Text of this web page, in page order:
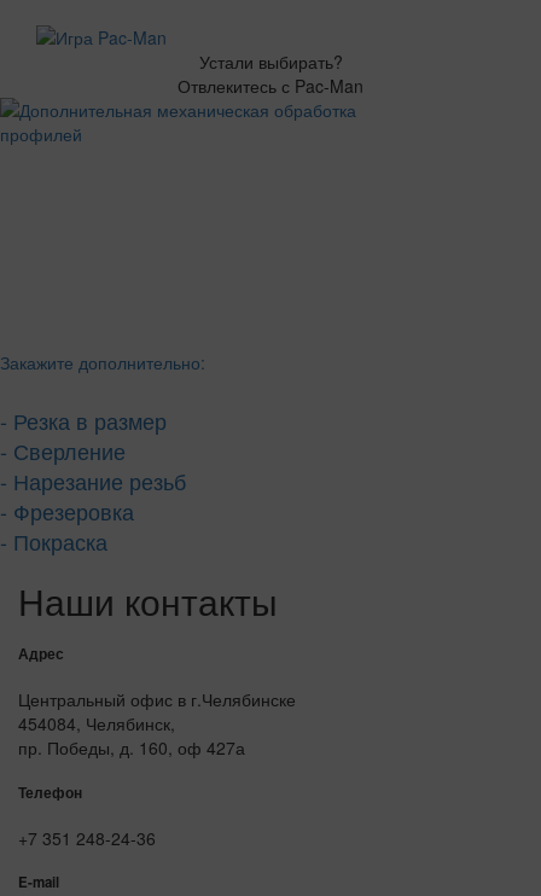
Устали выбирать?
Отвлекитесь с Pac-Man
Закажите дополнительно:
- Резка в размер
- Сверление
- Нарезание резьб
- Фрезеровка
- Покраска
Наши контакты
Адрес
Центральный офис в г.Челябинске
454084, Челябинск,
пр. Победы, д. 160, оф 427а
Телефон
+7 351 248-24-36
E-mail